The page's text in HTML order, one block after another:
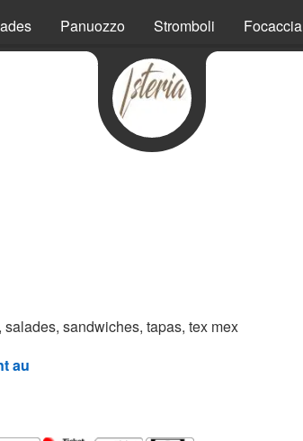
Panuozzo Stromboli Focaccia
sandwiches, tapas, tex mex
au